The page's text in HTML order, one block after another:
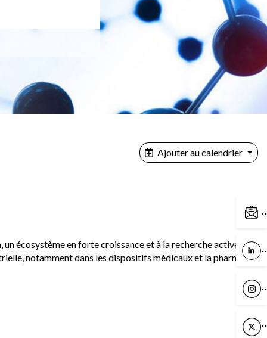
Ajouter au calendrier
, un écosystème en forte croissance et à la recherche active de
notamment dans les dispositifs médicaux et la pharmacie.